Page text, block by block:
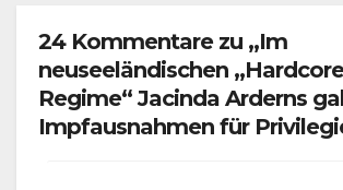
24 Kommentare zu „Im
neuseeländischen
Regime“ Jacinda Arderns
Impfausnahmen für